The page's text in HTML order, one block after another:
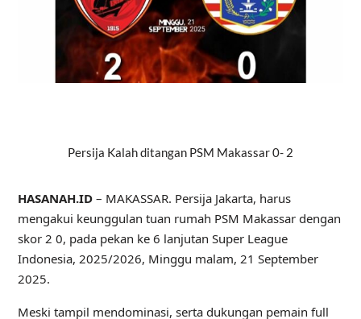
Persija Kalah ditangan PSM Makassar 0- 2
HASANAH.ID– MAKASSAR. Persija Jakarta, harus
mengakui keunggulan tuan rumah PSM Makassar dengan
skor 2 0, pada pekan ke 6 lanjutan Super League
Indonesia, 2025/2026, Minggu malam, 21 September
2025.
Meski tampil mendominasi, serta dukungan pemain full